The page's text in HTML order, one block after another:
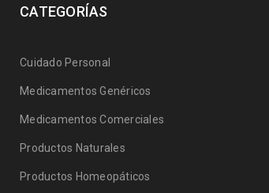
CATEGORÍAS
Cuidado Personal
Medicamentos Genéricos
Medicamentos Comerciales
Productos Naturales
Productos Homeopáticos